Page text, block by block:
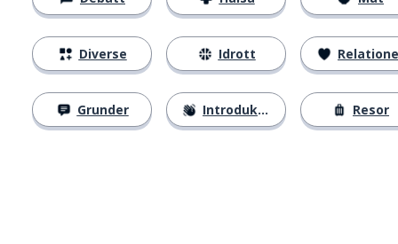
Diverse
Grunder
Idrott
Introduktion Resor